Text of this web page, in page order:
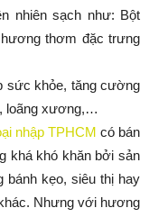
nhiên sạch như: Bột
thơm đặc trưng
sức khỏe, tăng cường
loãng xương,…
nhập TPHCM có bán
khá khó khăn bởi sản
bánh kẹo, siêu thị hay
Nhưng với hương